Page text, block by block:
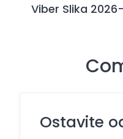
Viber Slika
Ostavite